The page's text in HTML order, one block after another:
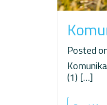
Posted
(1) […]